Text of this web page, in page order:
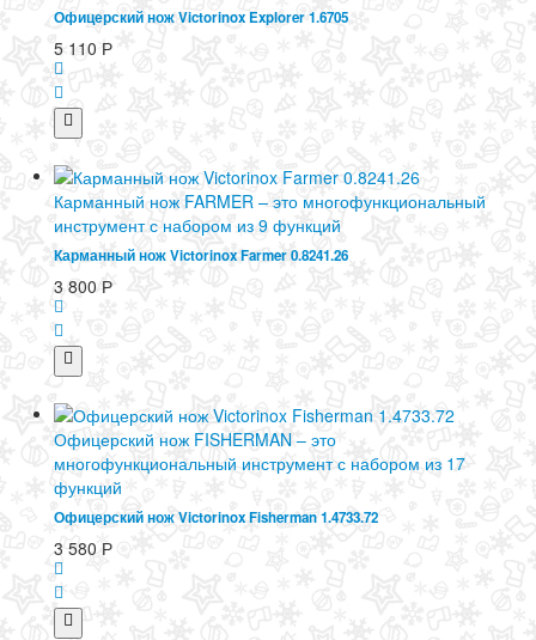
Офицерский нож Victorinox Explorer 1.6705
5 110 Р
Карманный нож FARMER – это многофункциональный
инструмент с набором из 9 функций
Карманный нож Victorinox Farmer 0.8241.26
3 800 Р
Офицерский нож FISHERMAN – это
многофункциональный инструмент с набором из 17
функций
Офицерский нож Victorinox Fisherman 1.4733.72
3 580 Р